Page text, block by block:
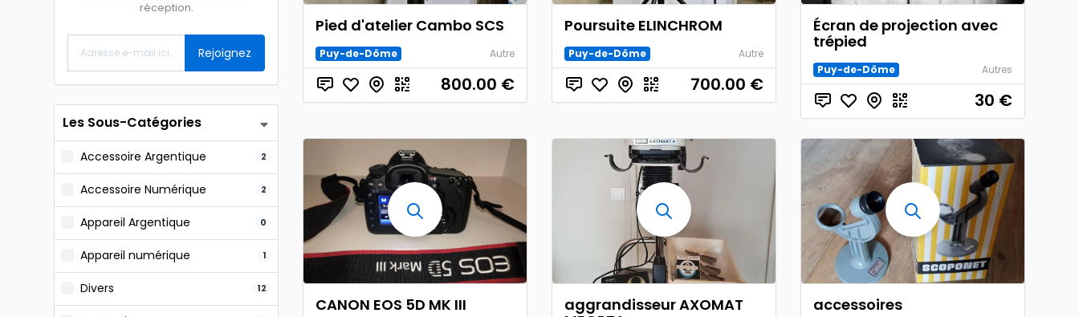
réception.
Rejoignez
Les Sous-Catégories
Accessoire Argentique 2
Accessoire Numérique 2
Appareil Argentique 0
Appareil numérique 1
Divers 12
Pied d'atelier Cambo SCS
Puy-de-Dôme Autre
800.00 €
Poursuite ELINCHROM
Puy-de-Dôme Autre
700.00 €
Écran de projection avec
trépied
Puy-de-Dôme Autres
30 €
CANON EOS 5D MK III
aggrandisseur AXOMAT
accessoires